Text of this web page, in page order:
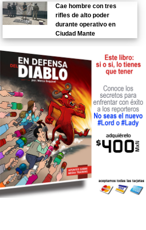
Cae hombre con tres
rifles de alto poder
durante operativo en
Ciudad Mante